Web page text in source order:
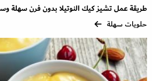
طريقة عمل تشيز كيك النوتيلا بدون فرن سهلة
حلويات سهلة